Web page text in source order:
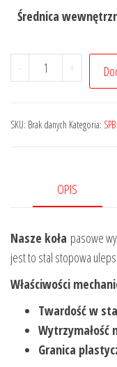
Średnica
-
ilość
KOŁO
SZAJBA
+
SKU: Brak danych Kategoria:
OPIS
Nasze koła pasowe
jest to stal stopowa
Właściwości
Twardość w
Wytrzymałość
Granica